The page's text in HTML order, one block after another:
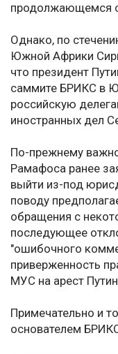
продолжающемся
Однако, по
Южной Африки
что президент
саммите БРИКС в
российскую
иностранных дел
По-прежнему
Рамафоса ранее
выйти из-под
поводу
обращения с
последующее
"ошибочного
приверженность
МУС на арест
Примечательно и
основателем